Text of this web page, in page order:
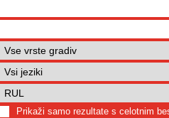
Prikaži samo rezultate s celotnim